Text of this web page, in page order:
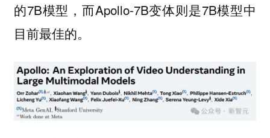
的7B模型，而Apollo-7B变体则是7B模型中
目前最佳的。